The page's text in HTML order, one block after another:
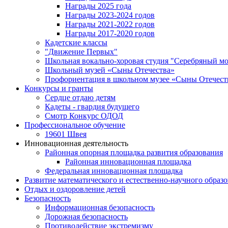
Награды 2025 года
Награды 2023-2024 годов
Награды 2021-2022 годов
Награды 2017-2020 годов
Кадетские классы
"Движение Первых"
Школьная вокально-хоровая студия "Серебряный
Школьный музей «Сыны Отечества»
Профориентация в школьном музее «Сыны
Конкурсы и гранты
Сердце отдаю детям
Кадеты - гвардия будущего
Смотр Конкурс ОДОД
Профессиональное обучение
19601 Швея
Инновационная деятельность
Районная опорная площадка развития образования
Районная инновационная площадка
Федеральная инновационная площадка
Развитие математического и естественно-научного
Отдых и оздоровление детей
Безопасность
Информационная безопасность
Дорожная безопасность
Противодействие экстремизму